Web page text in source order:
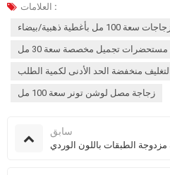
العلامات :
سعة 100 مل بأغطية ذهبية/بيضاء
تجميل مخصصة سعة 30 مل
منخفضة الحد الأدنى لكمية الطلب
زجاجة مصل لوشن تونر سعة 100 مل
سابق
الطبقات باللون الوردي